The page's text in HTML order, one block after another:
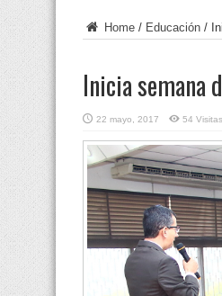
Home / Educación /
Inicia semana
22 mayo, 2017 54 Visitas